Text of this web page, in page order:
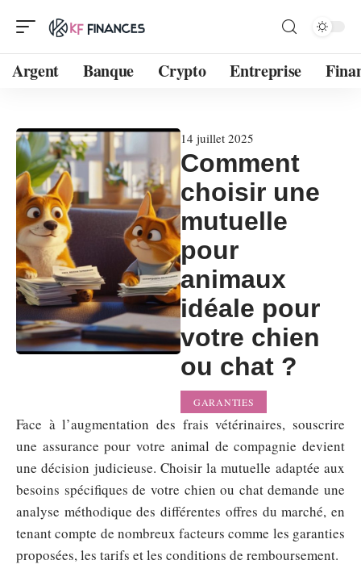
Argent Banque Crypto Entreprise
14 juillet 2025
Comment
choisir une
mutuelle
pour
animaux
idéale pour
votre chien
ou chat ?
GARANTIES
Face à l’augmentation des frais vétérinaires, souscrire
une assurance pour votre animal de compagnie devient
une décision judicieuse. Choisir la mutuelle adaptée aux
besoins spécifiques de votre chien ou chat demande une
analyse méthodique des différentes offres du marché, en
tenant compte de nombreux facteurs comme les garanties
proposées, les tarifs et les conditions de remboursement.